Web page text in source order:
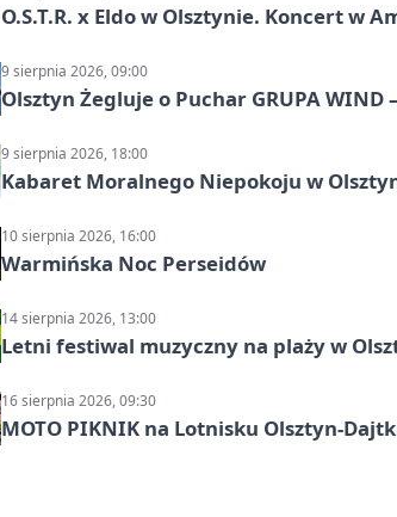
O.S.T.R. x Eldo w Olsztynie. Koncert w
9 sierpnia 2026, 09:00
Olsztyn Żegluje o Puchar GRUPA
9 sierpnia 2026, 18:00
Kabaret Moralnego Niepokoju w
10 sierpnia 2026, 16:00
Warmińska Noc Perseidów
14 sierpnia 2026, 13:00
Letni festiwal muzyczny na plaży w
16 sierpnia 2026, 09:30
MOTO PIKNIK na Lotnisku Olsztyn-